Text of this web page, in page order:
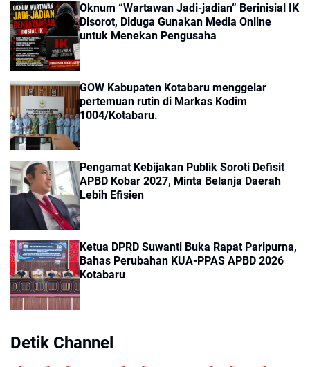
Oknum “Wartawan Jadi-jadian” Berinisial IK
Disorot, Diduga Gunakan Media Online
untuk Menekan Pengusaha
GOW Kabupaten Kotabaru menggelar
pertemuan rutin di Markas Kodim
1004/Kotabaru.
Pengamat Kebijakan Publik Soroti Defisit
APBD Kobar 2027, Minta Belanja Daerah
Lebih Efisien
Ketua DPRD Suwanti Buka Rapat Paripurna,
Bahas Perubahan KUA-PPAS APBD 2026
Kotabaru
Detik Channel